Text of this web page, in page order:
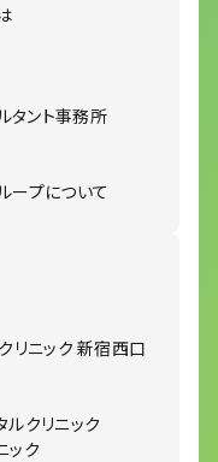
タント事務所
ープについて
リニック 新宿西口
クリニック
ック